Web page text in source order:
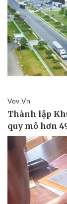
Pháp luật
Tin nóng